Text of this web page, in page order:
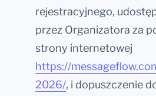
rejestracyjnego,
przez Organizatora za
strony internetowej
https://
2026/, i dopuszczenie